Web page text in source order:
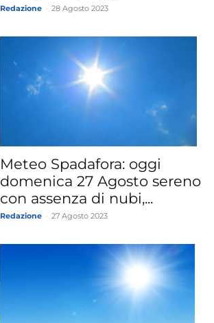
Redazione 28 Agosto 2023
Meteo Spadafora: oggi
domenica 27 Agosto sereno
con assenza di nubi,...
Redazione 27 Agosto 2023